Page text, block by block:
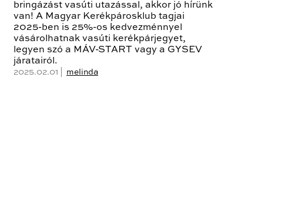
bringázást vasúti utazással, akkor jó hírünk
van! A Magyar Kerékpárosklub tagjai
2025-ben is 25%-os kedvezménnyel
vásárolhatnak vasúti kerékpárjegyet,
legyen szó a MÁV-START vagy a GYSEV
járatairól.
2025.02.01 | melinda